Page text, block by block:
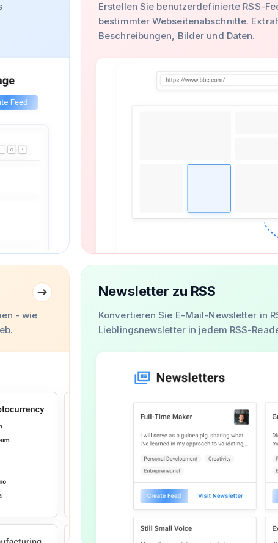
Erstellen Sie benutzerdefinierte RSS-
bestimmter Webseitenabschnitte.
Beschreibungen, Bilder und Daten.
- wie
Newsletter zu RSS
Konvertieren Sie E-Mail-Newsletter in
Lieblingsnewsletter in jedem RSS-